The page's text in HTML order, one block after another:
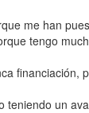
me han
tengo
financiación,
teniendo un